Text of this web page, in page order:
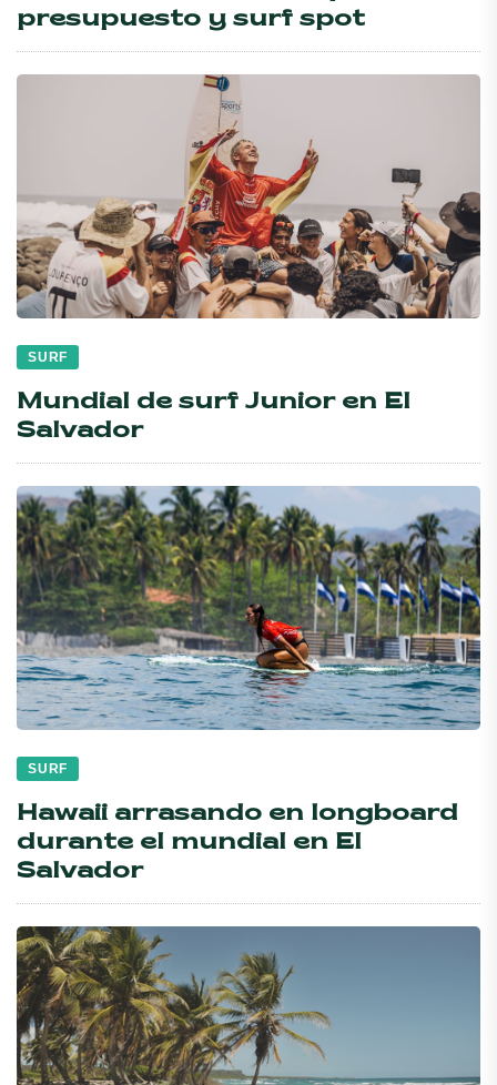
presupuesto y surf spot
SURF
Mundial de surf Junior en El
Salvador
SURF
Hawaii arrasando en longboard
durante el mundial en El
Salvador